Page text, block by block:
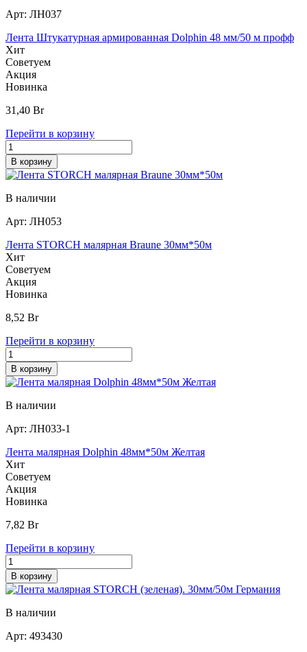
Арт: ЛН037
Лента Штукатурная армированная Dolphin 48 мм/50 м профф
Хит
Советуем
Акция
Новинка
31,40 Br
Перейти в корзину
В корзину
В наличии
Арт: ЛН053
Лента STORCH малярная Braune 30мм*50м
Хит
Советуем
Акция
Новинка
8,52 Br
Перейти в корзину
В корзину
В наличии
Арт: ЛН033-1
Лента малярная Dolphin 48мм*50м Желтая
Хит
Советуем
Акция
Новинка
7,82 Br
Перейти в корзину
В корзину
В наличии
Арт: 493430